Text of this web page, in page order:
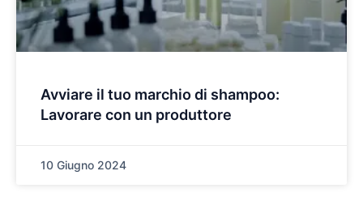
Avviare il tuo marchio di shampoo:
Lavorare con un produttore
10 Giugno 2024